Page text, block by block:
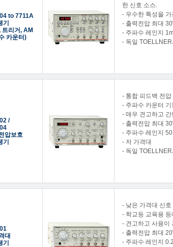
to 7711A
기
트리거, AM
카운터)
한 신호 소스.
- 우수한 특성을
- 출력전압 최대
- 주파수 레인지
- 독일 TOELLNER
/
압보호
기
- 통합 피드백 전압
- 주파수 카운터 기
- 매우 견고하고 간
- 출력전압 최대
- 주파수 레인지
- 저 가격대
- 독일 TOELLNER
대
기
- 낮은 가격대 신호
- 학교등 교육용 등
- 견고하고 사용이
- 출력전압 최대
- 주파수 레인지